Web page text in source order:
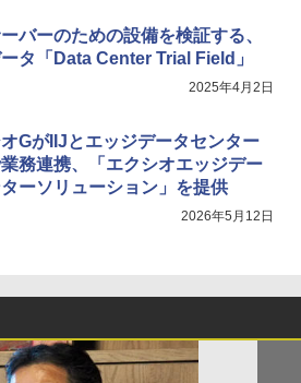
バーのための設備を検証する、
タ「Data Center Trial Field」
2025年4月2日
GがIIJとエッジデータセンター
務連携、「エクシオエッジデー
ーソリューション」を提供
2026年5月12日